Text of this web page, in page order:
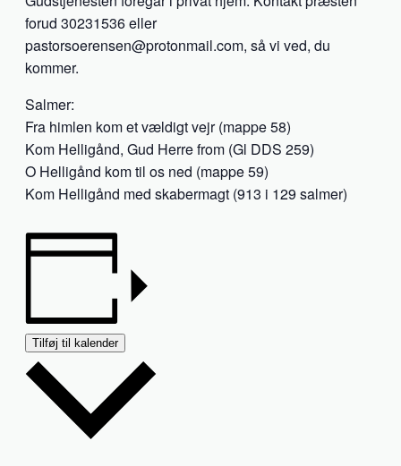
forud 30231536 eller
pastorsoerensen@protonmail.com, så vi ved, du
kommer.
Salmer:
Fra himlen kom et vældigt vejr (mappe 58)
Kom Helligånd, Gud Herre from (Gl DDS 259)
O Helligånd kom til os ned (mappe 59)
Kom Helligånd med skabermagt (913 i 129 salmer)
Tilføj til kalender